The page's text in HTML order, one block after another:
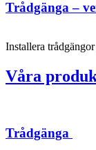
Trådgänga –
Installera
Våra
Trådgänga